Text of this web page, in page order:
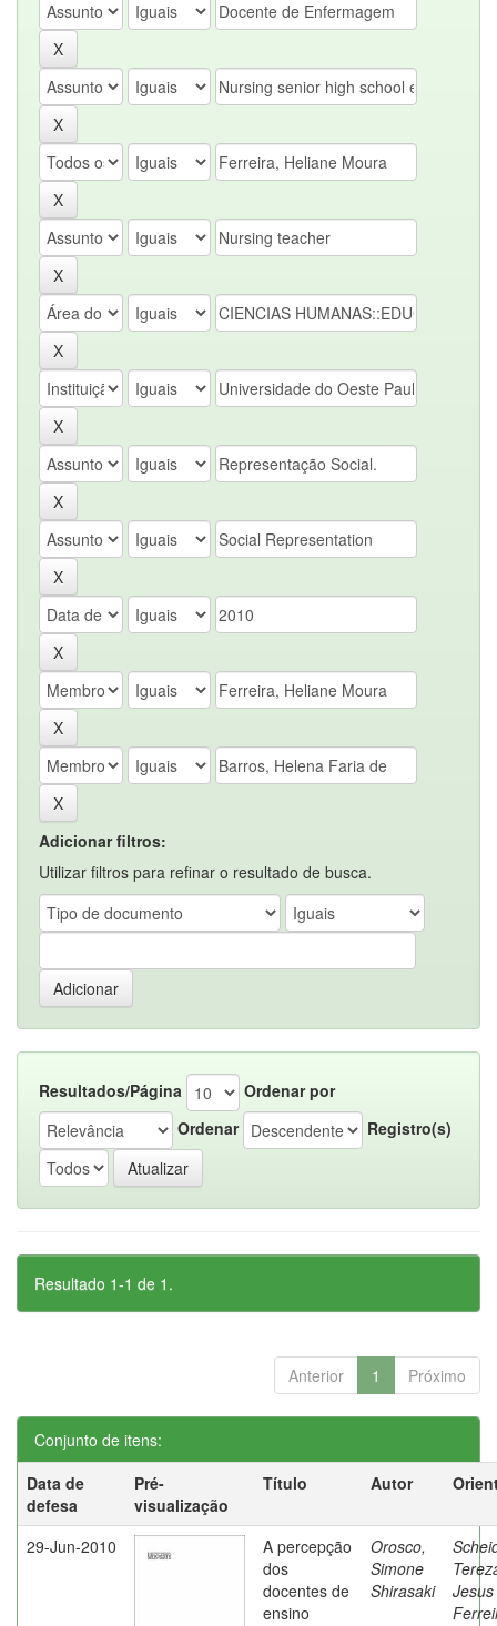
Adicionar filtros:
Utilizar filtros para refinar o resultado de busca.
Resultados/Página
Ordenar por
Ordenar
Registro(s)
Resultado 1-1 de 1.
Anterior 1 Próximo
Conjunto de itens:
Data de
defesa
Pré-
visualização
Título Autor
29-Jun-2010
A percepção
dos
docentes de
ensino
Orosco,
Simone
Shirasaki
Jesus